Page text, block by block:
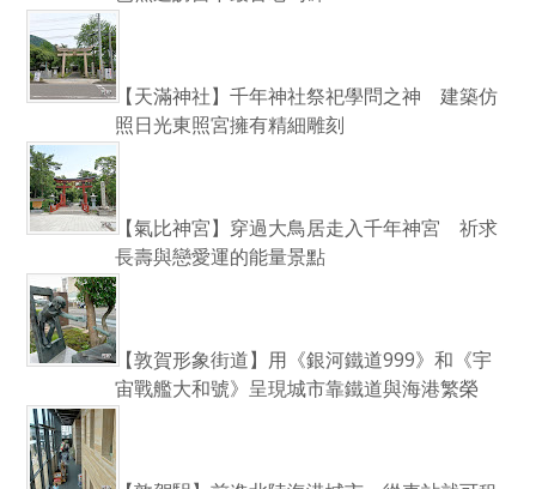
【天滿神社】千年神社祭祀學問之神 建築仿
照日光東照宮擁有精細雕刻
【氣比神宮】穿過大鳥居走入千年神宮 祈求
長壽與戀愛運的能量景點
【敦賀形象街道】用《銀河鐵道999》和《宇
宙戰艦大和號》呈現城市靠鐵道與海港繁榮